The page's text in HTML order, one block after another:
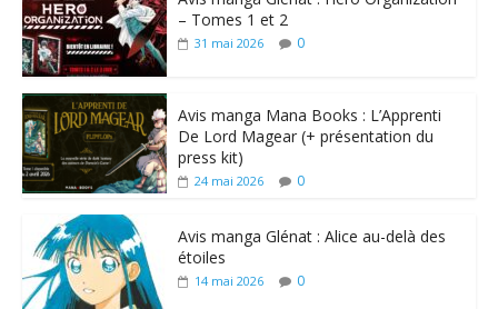
– Tomes 1 et 2
31 mai 2026 0
Avis manga Mana Books : L’Apprenti
De Lord Magear (+ présentation du
press kit)
24 mai 2026 0
Avis manga Glénat : Alice au-delà des
étoiles
14 mai 2026 0